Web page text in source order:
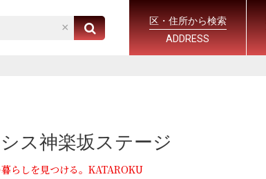
区・住所から検索
ADDRESS
ス神楽坂ステージ
らしを見つける。KATAROKU